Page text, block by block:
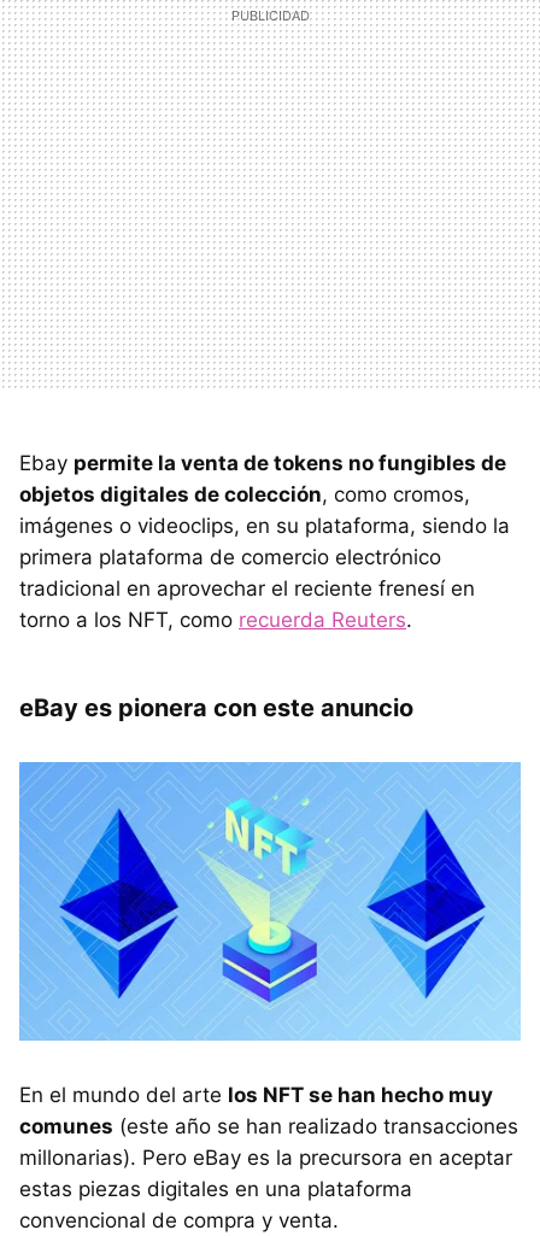
Ebay permite la venta de tokens no fungibles de
objetos digitales de colección, como cromos,
imágenes o videoclips, en su plataforma, siendo la
primera plataforma de comercio electrónico
tradicional en aprovechar el reciente frenesí en
torno a los NFT, como recuerda Reuters.
eBay es pionera con este anuncio
En el mundo del arte los NFT se han hecho muy
comunes (este año se han realizado transacciones
millonarias). Pero eBay es la precursora en aceptar
estas piezas digitales en una plataforma
convencional de compra y venta.